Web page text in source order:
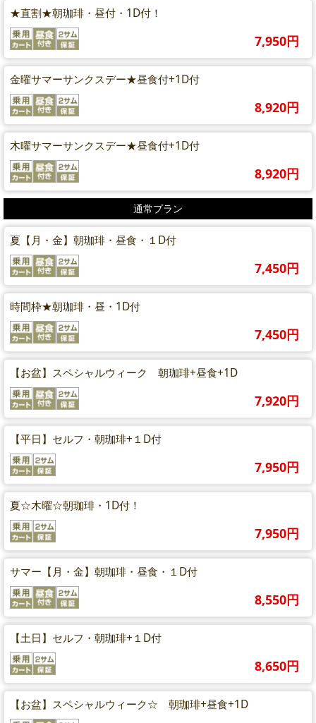
★直割★朝珈琲・昼付・1D付！
7,950円
金曜サマーサンクスデー★昼食付+1D付
8,920円
木曜サマーサンクスデー★昼食付+1D付
8,920円
通常プラン
夏【月・金】朝珈琲・昼食・１D付
7,450円
時間枠★朝珈琲・昼・1D付
7,450円
【お盆】スペシャルウィーク 朝珈琲+昼食+1D
7,920円
【平日】セルフ・朝珈琲+１D付
7,950円
夏☆木曜☆朝珈琲・1D付！
7,950円
サマー【月・金】朝珈琲・昼食・１D付
8,550円
【土日】セルフ・朝珈琲+１D付
8,650円
【お盆】スペシャルウィーク☆ 朝珈琲+昼食+1D